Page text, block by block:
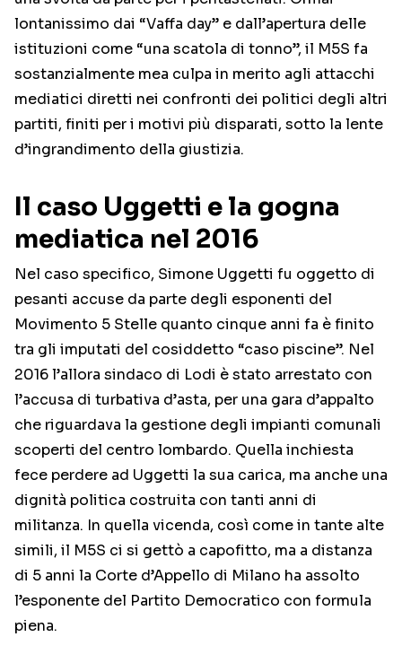
lontanissimo dai “Vaffa day” e dall’apertura delle
istituzioni come “una scatola di tonno”, il M5S fa
sostanzialmente mea culpa in merito agli attacchi
mediatici diretti nei confronti dei politici degli altri
partiti, finiti per i motivi più disparati, sotto la lente
d’ingrandimento della giustizia.
Il caso Uggetti e la gogna
mediatica nel 2016
Nel caso specifico, Simone Uggetti fu oggetto di
pesanti accuse da parte degli esponenti del
Movimento 5 Stelle quanto cinque anni fa è finito
tra gli imputati del cosiddetto “caso piscine”. Nel
2016 l’allora sindaco di Lodi è stato arrestato con
l’accusa di turbativa d’asta, per una gara d’appalto
che riguardava la gestione degli impianti comunali
scoperti del centro lombardo. Quella inchiesta
fece perdere ad Uggetti la sua carica, ma anche una
dignità politica costruita con tanti anni di
militanza. In quella vicenda, così come in tante alte
simili, il M5S ci si gettò a capofitto, ma a distanza
di 5 anni la Corte d’Appello di Milano ha assolto
l’esponente del Partito Democratico con formula
piena.